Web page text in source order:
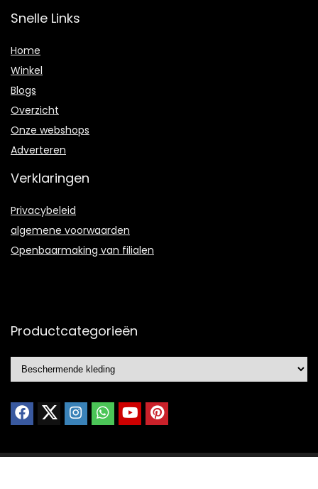
Snelle Links
Home
Winkel
Blogs
Overzicht
Onze webshops
Adverteren
Verklaringen
Privacybeleid
algemene voorwaarden
Openbaarmaking van filialen
Productcategorieën